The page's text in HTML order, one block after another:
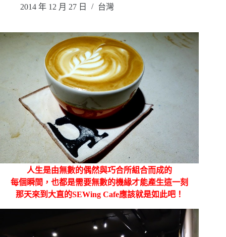
2014 年 12 月 27 日 台灣
人生是由無數的偶然與巧合所組合而成的
每個瞬間，也都是需要無數的機緣才能產生這一刻
那天來到大直的SEWing Cafe應該就是如此吧！